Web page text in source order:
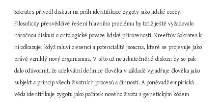
Sokrates přivedl diskusi na práh identifikace zygoty jako lidské osoby.
Filosoficky přesvědčivé řešení hlavního problému by totiž ještě vyžadovalo
náročnou diskusi o ontologické povaze lidské přirozenosti. Kreeftův Sokrates k
ní odkazuje, když mluví o esenci a potencialitě jsoucna, které se projevuje jako
právě vzniklý nový organismus. V této už neuskutečněné diskusi by se pak
dalo odůvodnit, že adekvátní definice člověka v základě vyjadřuje člověka jako
subjekt a princip všech životních procesů a činností. A poněvadž empirická
věda identifikuje zygotu jako počátek nového života s genetickým kódem